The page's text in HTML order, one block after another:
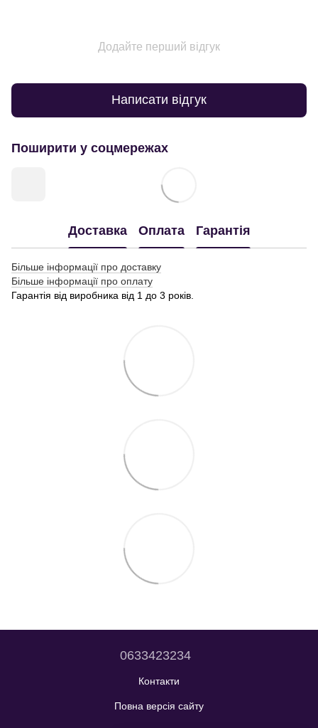
Додайте перший відгук
Написати відгук
Поширити у соцмережах
Доставка Оплата Гарантія
Більше інформації про доставку
Більше інформації про оплату
Гарантія від виробника від 1 до 3 років.
0633423234
Контакти
Повна версія сайту